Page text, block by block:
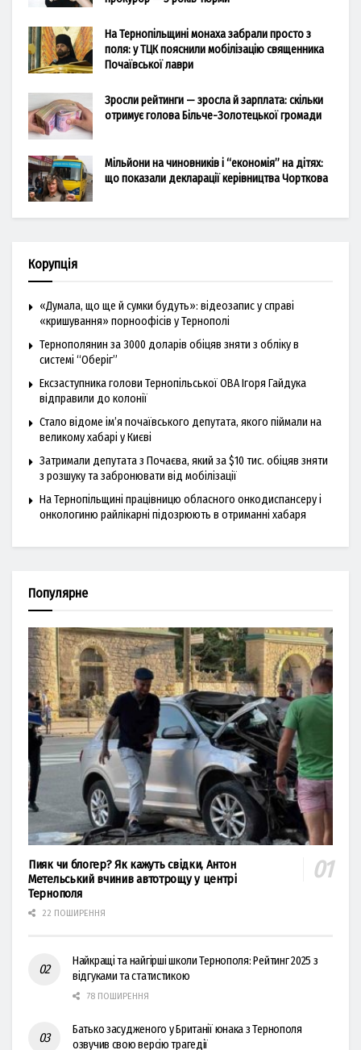
На Тернопільщині монаха забрали просто з
поля: у ТЦК пояснили мобілізацію священника
Почаївської лаври
Зросли рейтинги — зросла й зарплата: скільки
отримує голова Більче-Золотецької громади
Мільйони на чиновників і “економія” на дітях:
що показали декларації керівництва Чорткова
Корупція
«Думала, що ще й сумки будуть»: відеозапис у справі
«кришування» порноофісів у Тернополі
Тернополянин за 3000 доларів обіцяв зняти з обліку в
системі “Оберіг”
Ексзаступника голови Тернопільської ОВА Ігоря Гайдука
відправили до колонії
Стало відоме ім’я почаївського депутата, якого піймали на
великому хабарі у Києві
Затримали депутата з Почаєва, який за $10 тис. обіцяв зняти
з розшуку та забронювати від мобілізації
На Тернопільщині працівницю обласного онкодиспансеру і
онкологиню райлікарні підозрюють в отриманні хабаря
Популярне
Пияк чи блогер? Як кажуть свідки, Антон
Метельський вчинив автотрощу у центрі
Тернополя
22 ПОШИРЕННЯ
Найкращі та найгірші школи Тернополя: Рейтинг 2025 з
відгуками та статистикою
78 ПОШИРЕННЯ
Батько засудженого у Британії юнака з Тернополя
озвучив свою версію трагедії